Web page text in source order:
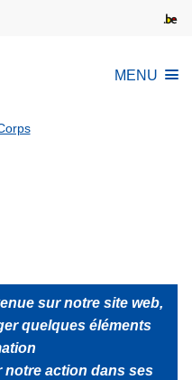
MENU
sur notre site web,
quelques éléments
action dans ses